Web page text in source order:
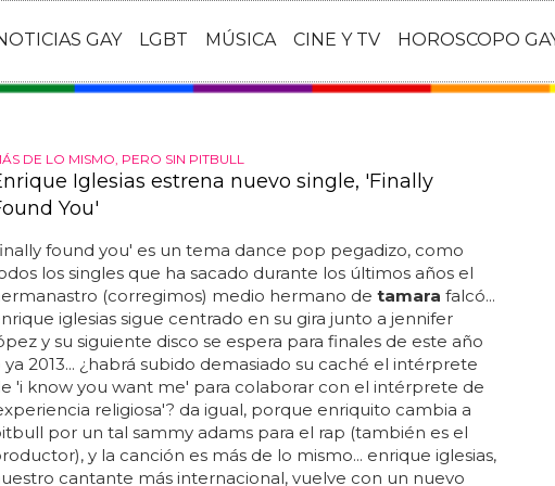
GAY LGBT MÚSICA CINE Y TV HOROSCOPO
DE LO MISMO, PERO SIN PITBULL
Iglesias estrena nuevo single, 'Finally
You'
found you' es un tema dance pop pegadizo, como
los singles que ha sacado durante los últimos años el
(corregimos) medio hermano de tamara falcó...
iglesias sigue centrado en su gira junto a jennifer
y su siguiente disco se espera para finales de este año
ya 2013... ¿habrá subido demasiado su caché el intérprete
'i know you want me' para colaborar con el intérprete de
religiosa'? da igual, porque enriquito cambia a
por un tal sammy adams para el rap (también es el
y la canción es más de lo mismo... enrique iglesias,
cantante más internacional, vuelve con un nuevo